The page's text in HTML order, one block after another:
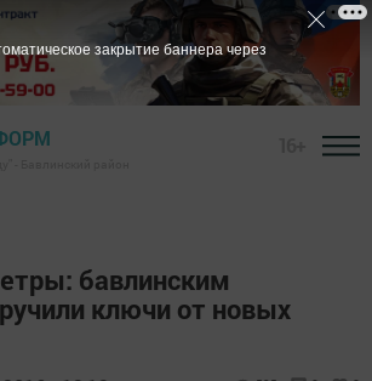
бавлинским
ключи от новых
закрытие баннера через